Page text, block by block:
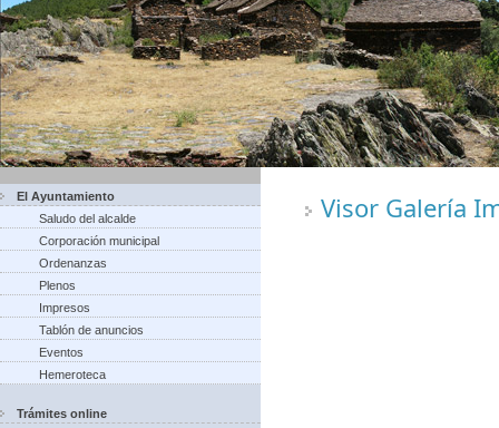
El Ayuntamiento
Saludo del alcalde
Corporación municipal
Ordenanzas
Plenos
Impresos
Tablón de anuncios
Eventos
Hemeroteca
Trámites online
Visor Galería